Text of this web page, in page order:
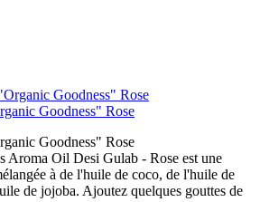
Goodness" Rose
Goodness" Rose
Aroma Oil Desi Gulab - Rose est une
à de l'huile de coco, de l'huile de
de jojoba. Ajoutez quelques gouttes de